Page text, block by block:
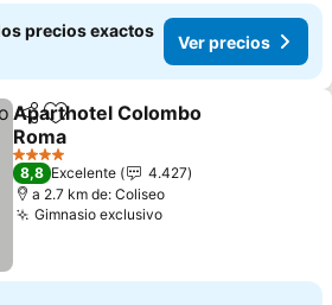
precios exactos
Ver precios
CompartirAgregar a favoritos
Aparthotel Colombo
Roma
4 Estrellas
8,8 Excelente
4.427
a 2.7 km de: Coliseo
Gimnasio exclusivo